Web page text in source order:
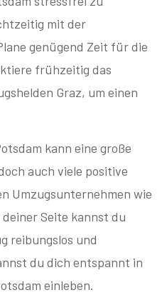
mit der
genügend Zeit für die
frühzeitig das
Graz, um einen
kann eine große
auch viele positive
Umzugsunternehmen wie
Seite kannst du
reibungslos und
du dich entspannt in
einleben.